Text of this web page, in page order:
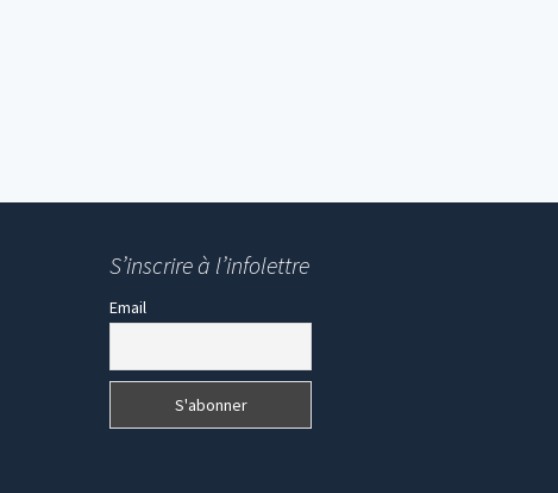
S’inscrire à l’infolettre
Email